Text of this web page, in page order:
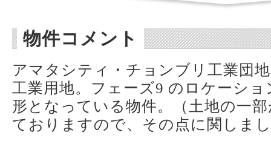
物件コメント
アマタシティ・チョンブリ工業団
工業用地。フェーズ9 のロケーシ
形となっている物件。（土地の一
ておりますので、その点に関しま